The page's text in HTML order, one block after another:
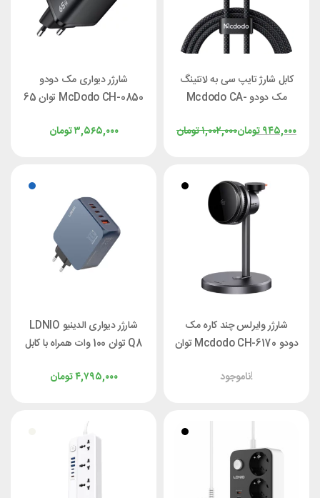
کابل شارژ تایپ سی به لاتنینگ
مک دودو Mcdodo CA-
وات
تومان۱,۰۰۲,۰۰۰تومان۹۴۵,۰۰۰
شارژر دیواری مک دودو
McDodo CH-0850 توان 65
تومان۳,۵۶۵,۰۰۰
شارژر وایرلس چند کاره مک
دودو Mcdodo CH-6170 توان
ناموجود!
شارژر دیواری الدینیو LDNIO
Q8 توان 100 وات همراه با کابل
تومان۴,۷۹۵,۰۰۰